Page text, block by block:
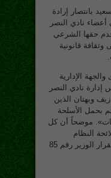
بانتصار إرادة
أعضاء نادي النصر
حقها الشرعي
قانونية
والجهة الإدارية
نادي النصر
وبهتان الذين
بحمل الأسلحة
موضحاً أن كل
النظام
الأساسى للأندية الرياضية الصادرة بقرار الوزير رقم 85